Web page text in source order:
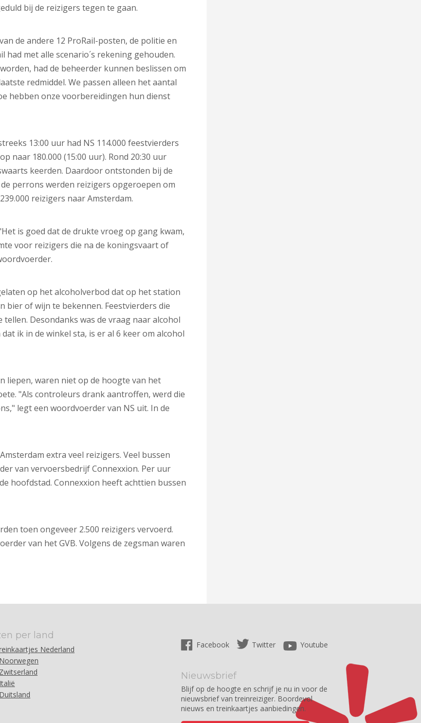
bij de reizigers tegen te gaan.
de andere 12 ProRail-posten, de politie en
had met alle scenario´s rekening gehouden.
had de beheerder kunnen beslissen om
redmiddel. We passen alleen het aantal
hebben onze voorbereidingen hun dienst
13:00 uur had NS 114.000 feestvierders
naar 180.000 (15:00 uur). Rond 20:30 uur
keerden. Daardoor ontstonden bij de
perrons werden reizigers opgeroepen om
reizigers naar Amsterdam.
is goed dat de drukte vroeg op gang kwam,
voor reizigers die na de koningsvaart of
op het alcoholverbod dat op het station
bier of wijn te bekennen. Feestvierders die
Desondanks was de vraag naar alcohol
ik in de winkel sta, is er al 6 keer om alcohol
liepen, waren niet op de hoogte van het
"Als controleurs drank aantroffen, werd die
legt een woordvoerder van NS uit. In de
extra veel reizigers. Veel bussen
van vervoersbedrijf Connexxion. Per uur
hoofdstad. Connexxion heeft achttien bussen
toen ongeveer 2.500 reizigers vervoerd.
van het GVB. Volgens de zegsman waren
per land
Nederland
Facebook Twitter Youtube
Nieuwsbrief
Blijf op de hoogte en schrijf je nu in voor de
nieuwsbrief van treinreiziger. Boordevol
nieuws en treinkaartjes aanbiedingen.